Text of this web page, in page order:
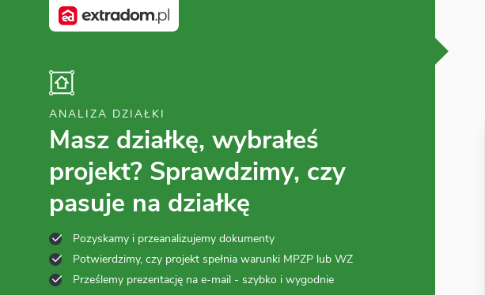
ANALIZA DZIAŁKI
Masz działkę, wybrałeś
projekt? Sprawdzimy, czy
pasuje na działkę
Pozyskamy i przeanalizujemy dokumenty
Potwierdzimy, czy projekt spełnia warunki MPZP lub WZ
Prześlemy prezentację na e-mail - szybko i wygodnie